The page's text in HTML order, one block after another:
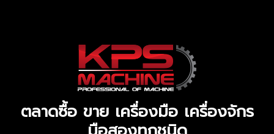
ตลาดซื้อ ขาย เครื่องมือ เครื่องจักร